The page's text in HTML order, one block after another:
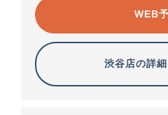
WEB
渋谷店の詳